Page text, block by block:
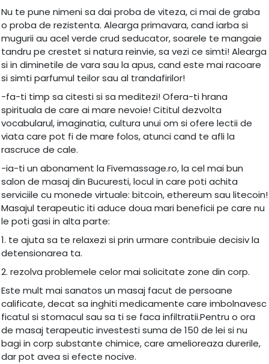
Nu te pune nimeni sa dai proba de viteza, ci mai de graba
o proba de rezistenta. Alearga primavara, cand iarba si
mugurii au acel verde crud seducator, soarele te mangaie
tandru pe crestet si natura reinvie, sa vezi ce simti! Alearga
si in diminetile de vara sau la apus, cand este mai racoare
si simti parfumul teilor sau al trandafirilor!
-fa-ti timp sa citesti si sa meditezi! Ofera-ti hrana
spirituala de care ai mare nevoie! Cititul dezvolta
vocabularul, imaginatia, cultura unui om si ofere lectii de
viata care pot fi de mare folos, atunci cand te afli la
rascruce de cale.
-ia-ti un abonament la Fivemassage.ro, la cel mai bun
salon de masaj din Bucuresti, locul in care poti achita
serviciile cu monede virtuale: bitcoin, ethereum sau litecoin!
Masajul terapeutic iti aduce doua mari beneficii pe care nu
le poti gasi in alta parte:
1. te ajuta sa te relaxezi si prin urmare contribuie decisiv la
detensionarea ta.
2. rezolva problemele celor mai solicitate zone din corp.
Este mult mai sanatos un masaj facut de persoane
calificate, decat sa inghiti medicamente care imbolnavesc
ficatul si stomacul sau sa ti se faca infiltratii.Pentru o ora
de masaj terapeutic investesti suma de 150 de lei si nu
bagi in corp substante chimice, care amelioreaza durerile,
dar pot avea si efecte nocive.